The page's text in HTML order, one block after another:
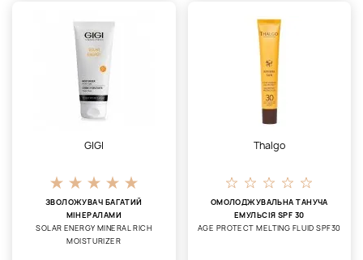
GIGI
ЗВОЛОЖУВАЧ БАГАТИЙ
МІНЕРАЛАМИ
SOLAR ENERGY MINERAL RICH
MOISTURIZER
Thalgo
ОМОЛОДЖУВАЛЬНА ТАНУЧА
ЕМУЛЬСІЯ SPF 30
AGE PROTECT MELTING FLUID SPF30